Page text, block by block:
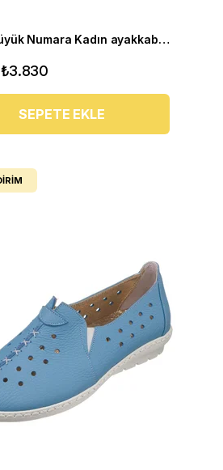
Rahat Büyük Numara Kadın ayakkabı Babet PR 4411 beyaz
₺3.830
SEPETE EKLE